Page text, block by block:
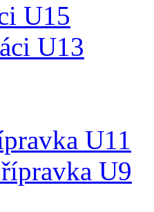
U15
U13
U11
U9